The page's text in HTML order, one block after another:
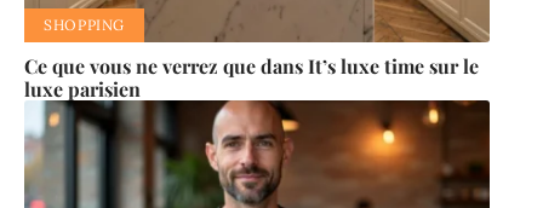
SHOPPING
Ce que vous ne verrez que dans It’s luxe time sur le
luxe parisien